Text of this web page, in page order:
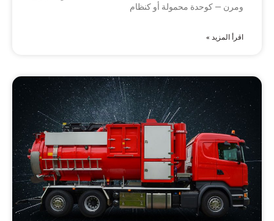
ومرن — كوحدة محمولة أو كنظام
اقرأ المزيد »